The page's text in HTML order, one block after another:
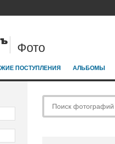
Фото
ПОСТУПЛЕНИЯ АЛЬБОМЫ